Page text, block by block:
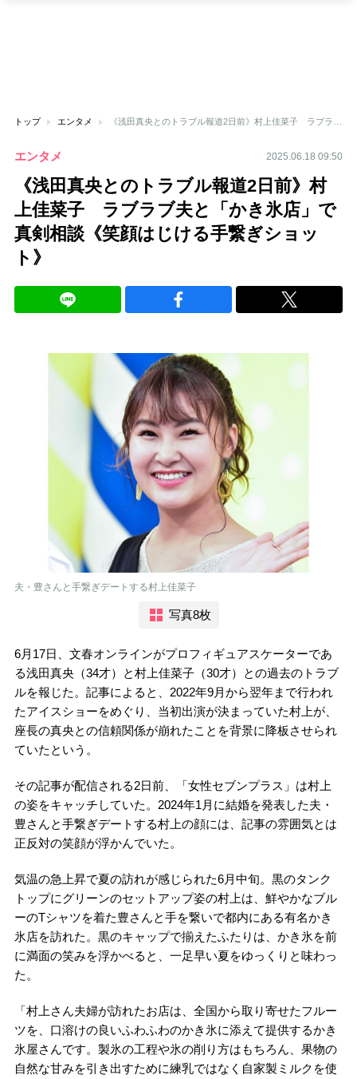
トップ エンタメ
エンタメ 2025.06.18 09:50
《浅田真央とのトラブル報道2日前》村
上佳菜子 ラブラブ夫と「かき氷店」で
真剣相談《笑顔はじける手繋ぎショッ
ト》
夫・豊さんと手繋ぎデートする村上佳菜子
写真8枚
6月17日、文春オンラインがプロフィギュアスケーターであ
る浅田真央（34才）と村上佳菜子（30才）との過去のトラブ
ルを報じた。記事によると、2022年9月から翌年まで行われ
たアイスショーをめぐり、当初出演が決まっていた村上が、
座長の真央との信頼関係が崩れたことを背景に降板させられ
ていたという。
その記事が配信される2日前、「女性セブンプラス」は村上
の姿をキャッチしていた。2024年1月に結婚を発表した夫・
豊さんと手繋ぎデートする村上の顔には、記事の雰囲気とは
正反対の笑顔が浮かんでいた。
気温の急上昇で夏の訪れが感じられた6月中旬。黒のタンク
トップにグリーンのセットアップ姿の村上は、鮮やかなブル
ーのTシャツを着た豊さんと手を繋いで都内にある有名かき
氷店を訪れた。黒のキャップで揃えたふたりは、かき氷を前
に満面の笑みを浮かべると、一足早い夏をゆっくりと味わっ
た。
「村上さん夫婦が訪れたお店は、全国から取り寄せたフルー
ツを、口溶けの良いふわふわのかき氷に添えて提供するかき
氷屋さんです。製氷の工程や氷の削り方はもちろん、果物の
自然な甘みを引き出すために練乳ではなく自家製ミルクを使